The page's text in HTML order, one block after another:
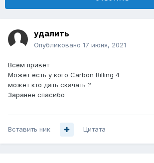
удалить
Опубликовано 17 июня, 2021
Всем привет
Может есть у кого Carbon Billing 4
может кто дать скачать ?
Заранее спасибо
Вставить ник Цитата